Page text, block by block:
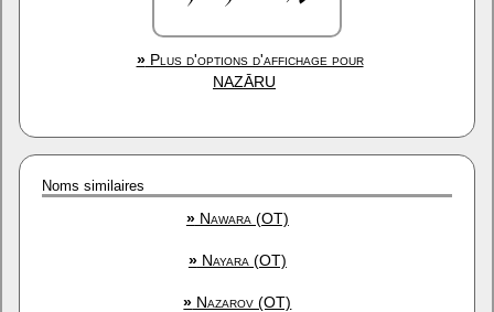
»Plus d'options d'affichage pour
NAZĀRU
Noms similaires
»Nawara (OT)
»Nayara (OT)
» Nazarov (OT)